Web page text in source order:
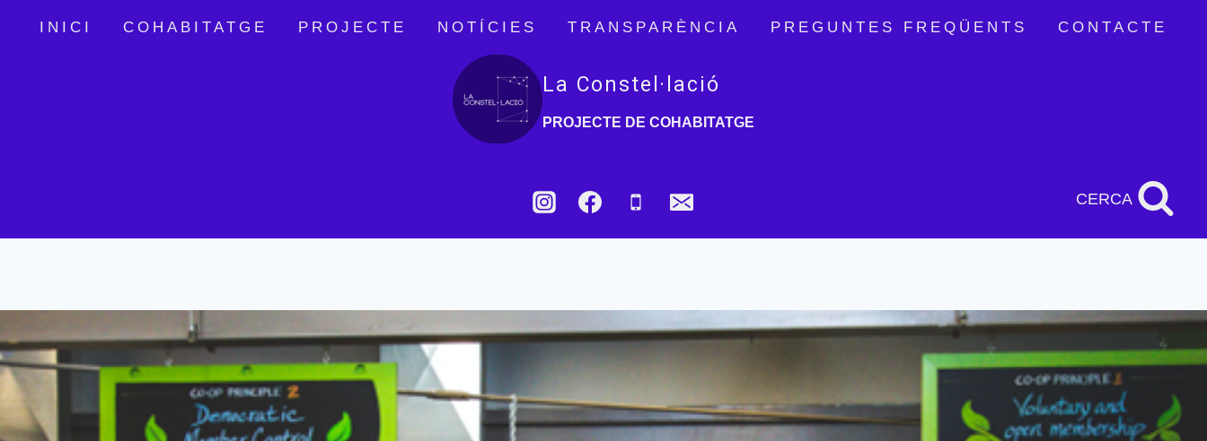
INICI COHABITATGE PROJECTE NOTÍCIES TRANSPARÈNCIA PREGUNTES FREQÜENTS CONTACTE
La Constel·lació
PROJECTE DE COHABITATGE
CERCA